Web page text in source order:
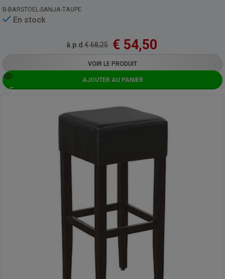
B-BARSTOEL-SANJA-TAUPE
En stock
à.p.d.€68,25 € 54,50
VOIR LE PRODUIT
AJOUTER AU PANIER